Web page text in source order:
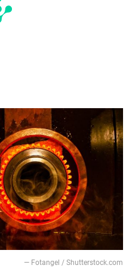
— Fotangel / Shutterstock.com